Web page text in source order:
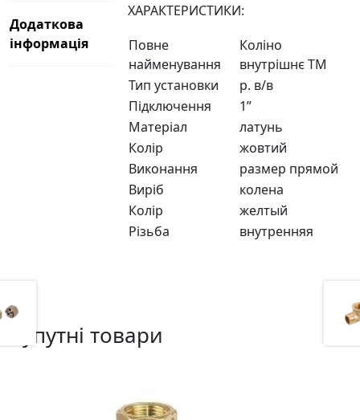
Додаткова
інформація
ХАРАКТЕРИСТИКИ:
Повне
найменування
Коліно
внутрішнє ТМ
Тип установки
р. в/в
Підключення
1”
Матеріал
латунь
Колір
жовтий
Виконання
размер прямой
Виріб
колена
Колір
желтый
Різьба
внутренняя
Супутні товари